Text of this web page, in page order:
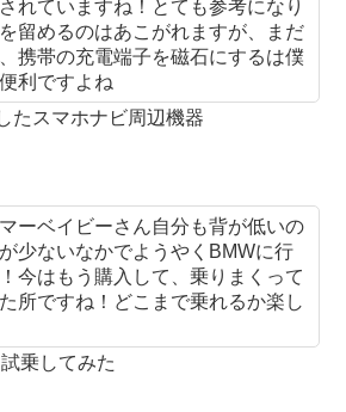
れていますね！とても参考になり
留めるのはあこがれますが、まだ
携帯の充電端子を磁石にするは僕
利ですよね
たスマホナビ周辺機器
ーベイビーさん自分も背が低いの
少ないなかでようやくBMWに行
今はもう購入して、乗りまくって
所ですね！どこまで乗れるか楽し
乗してみた